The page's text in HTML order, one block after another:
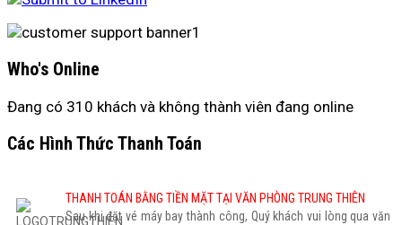
Who's Online
Đang có 310 khách và không thành viên đang online
Các Hình Thức Thanh Toán
THANH TOÁN BẰNG TIỀN MẶT TẠI VĂN PHÒNG TRUNG THIÊN
Sau khi đặt vé máy bay thành công, Quý khách vui lòng qua văn